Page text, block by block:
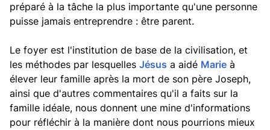
préparé à la tâche la plus importante qu'une personne
puisse jamais entreprendre : être parent.
Le foyer est l'institution de base de la civilisation, et
les méthodes par lesquelles Jésus a aidé Marie à
élever leur famille après la mort de son père Joseph,
ainsi que d'autres commentaires qu'il a faits sur la
famille idéale, nous donnent une mine d'informations
pour réfléchir à la manière dont nous pourrions mieux